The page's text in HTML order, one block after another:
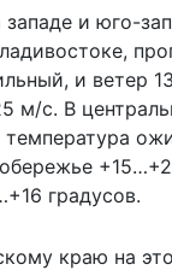
западе и юго-
и ветер
м/с. В
градусов.
краю на